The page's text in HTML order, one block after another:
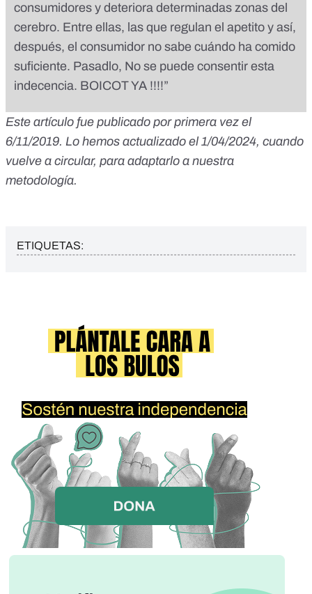
consumidores y deteriora determinadas zonas del
cerebro. Entre ellas, las que regulan el apetito y así,
después, el consumidor no sabe cuándo ha comido
suficiente. Pasadlo, No se puede consentir esta
indecencia. BOICOT YA !!!!”
Este artículo fue publicado por primera vez el
6/11/2019. Lo hemos actualizado el 1/04/2024, cuando
vuelve a circular, para adaptarlo a nuestra
metodología.
ETIQUETAS: